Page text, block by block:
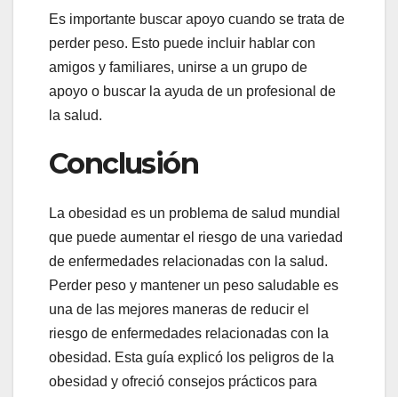
Es importante buscar apoyo cuando se trata de
perder peso. Esto puede incluir hablar con
amigos y familiares, unirse a un grupo de
apoyo o buscar la ayuda de un profesional de
la salud.
Conclusión
La obesidad es un problema de salud mundial
que puede aumentar el riesgo de una variedad
de enfermedades relacionadas con la salud.
Perder peso y mantener un peso saludable es
una de las mejores maneras de reducir el
riesgo de enfermedades relacionadas con la
obesidad. Esta guía explicó los peligros de la
obesidad y ofreció consejos prácticos para